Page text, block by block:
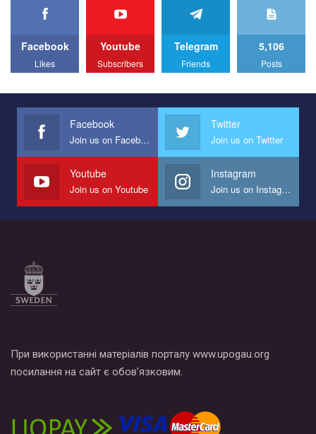
We appeal to your support and ask to help us implement our plan
All you have to do is to press "Like" below the video.
Эмоционально сильный ролик от команды "Гей-альянс
представляющий программу развития организации.
Мы просим вас поддержать нас и помочь нам реализовать
наш план по борьбе с насилием и дискриминацией на почве
СОГИ в Украине.
Все, что вам нужно сделать - это зайти на наш канал YouTube
по этой ссылке и поставить лайк под видео.
Facebook
Likes
Youtube
Subscribers
Telegram
Friends
5,106
Posts
Facebook
Join us on Facebook
Twitter
Join us on Twitter
Youtube
Join us on Youtube
Instagram
Join us on Instagram
При використанні матеріалів порталу www.upogau.org
посилання на сайт є обов’язковим.